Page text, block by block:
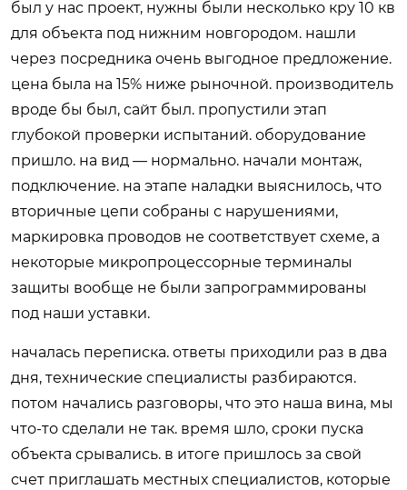
был у нас проект, нужны были несколько кру 10 кв
для объекта под нижним новгородом. нашли
через посредника очень выгодное предложение.
цена была на 15% ниже рыночной. производитель
вроде бы был, сайт был. пропустили этап
глубокой проверки испытаний. оборудование
пришло. на вид — нормально. начали монтаж,
подключение. на этапе наладки выяснилось, что
вторичные цепи собраны с нарушениями,
маркировка проводов не соответствует схеме, а
некоторые микропроцессорные терминалы
защиты вообще не были запрограммированы
под наши уставки.
началась переписка. ответы приходили раз в два
дня, технические специалисты разбираются.
потом начались разговоры, что это наша вина, мы
что-то сделали не так. время шло, сроки пуска
объекта срывались. в итоге пришлось за свой
счет приглашать местных специалистов, которые